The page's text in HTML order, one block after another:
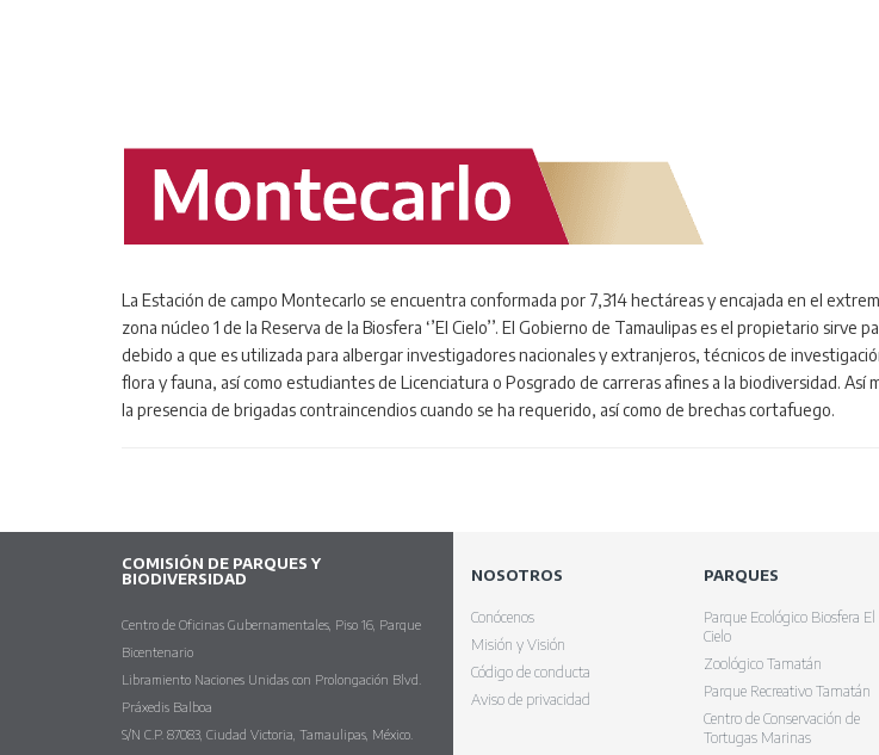
La Estación de campo Montecarlo se encuentra conformada por 7,314 hectáreas y encajada en el
zona núcleo 1 de la Reserva de la Biosfera ‘’El Cielo’’. El Gobierno de Tamaulipas es el propietario sirve
debido a que es utilizada para albergar investigadores nacionales y extranjeros, técnicos de
flora y fauna, así como estudiantes de Licenciatura o Posgrado de carreras afines a la biodiversidad. Así
la presencia de brigadas contraincendios cuando se ha requerido, así como de brechas cortafuego.
COMISIÓN DE PARQUES Y
BIODIVERSIDAD
Centro de Oficinas Gubernamentales, Piso 16, Parque
Bicentenario
Libramiento Naciones Unidas con Prolongación Blvd.
Práxedis Balboa
S/N C.P. 87083, Ciudad Victoria, Tamaulipas, México.
NOSOTROS
Conócenos
Misión y Visión
Código de conducta
Aviso de privacidad
PARQUES
Parque Ecológico Biosfera El
Cielo
Zoológico Tamatán
Parque Recreativo Tamatán
Centro de Conservación de
Tortugas Marinas